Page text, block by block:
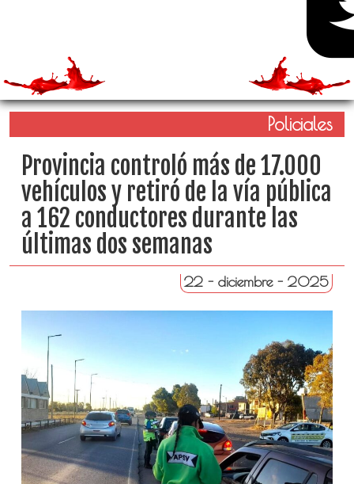
Policiales
Provincia controló más de 17.000
vehículos y retiró de la vía pública
a 162 conductores durante las
últimas dos semanas
22 - diciembre - 2025